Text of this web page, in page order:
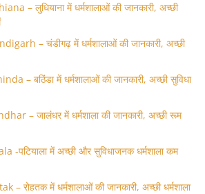
– लुधियाना में धर्मशालाओं की जानकारी, अच्छी
– चंडीगढ़ में धर्मशालाओं की जानकारी, अच्छी
– बठिंडा में धर्मशालाओं की जानकारी, अच्छी सुविधा
– जालंधर में धर्मशाला की जानकारी, अच्छी रूम
पटियाला में अच्छी और सुविधाजनक धर्मशाला कम
रोहतक में धर्मशालाओं की जानकारी, अच्छी धर्मशाला